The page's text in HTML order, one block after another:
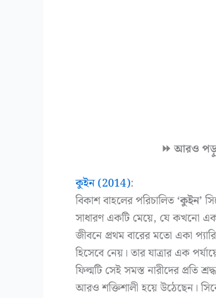
⏩ আরও
কুইন (2014):
বিকাশ বাহলের পরিচালিত‘কুইন’
সাধারণ একটি মেয়ে, যে কখনো একা
জীবনে প্রথম বারের মতো একা
হিসেবে নেয়। তার যাত্রার এক
ফিল্মটি সেই সমস্ত নারীদের প্রতি
আরও শক্তিশালী হয়ে উঠেছেন।